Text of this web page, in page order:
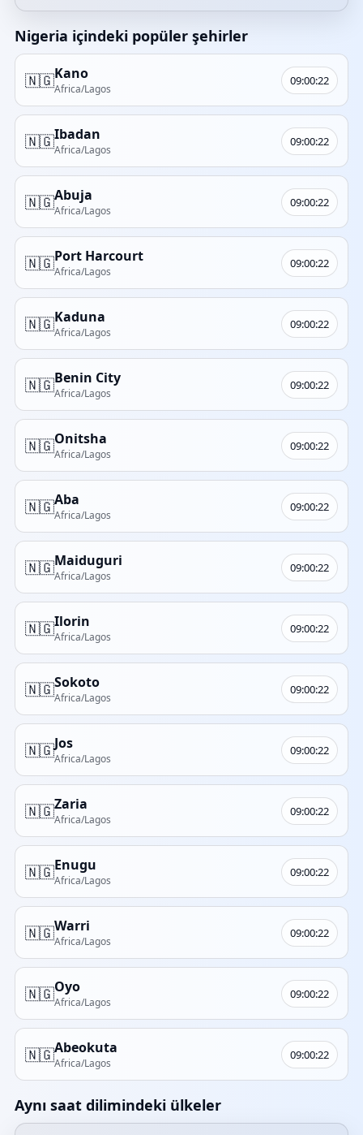
Nigeria içindeki popüler şehirler
🇳🇬Kano
Africa/Lagos
09:00:22
🇳🇬Ibadan
Africa/Lagos
09:00:22
🇳🇬Abuja
Africa/Lagos
09:00:22
🇳🇬Port Harcourt
Africa/Lagos
09:00:22
🇳🇬Kaduna
Africa/Lagos
09:00:22
🇳🇬Benin City
Africa/Lagos
09:00:22
🇳🇬Onitsha
Africa/Lagos
09:00:22
🇳🇬Aba
Africa/Lagos
09:00:22
🇳🇬Maiduguri
Africa/Lagos
09:00:22
🇳🇬Ilorin
Africa/Lagos
09:00:22
🇳🇬Sokoto
Africa/Lagos
09:00:22
🇳🇬Jos
Africa/Lagos
09:00:22
🇳🇬Zaria
Africa/Lagos
09:00:22
🇳🇬Enugu
Africa/Lagos
09:00:22
🇳🇬Warri
Africa/Lagos
09:00:22
🇳🇬Oyo
Africa/Lagos
09:00:22
🇳🇬Abeokuta
Africa/Lagos
09:00:22
Aynı saat dilimindeki ülkeler